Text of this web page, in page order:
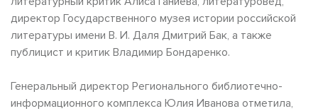
директор Государственного музея истории российской
литературы имени В. И. Даля Дмитрий Бак, а также
публицист и критик Владимир Бондаренко.
Генеральный директор Регионального библиотечно-
информационного комплекса Юлия Иванова отметила,